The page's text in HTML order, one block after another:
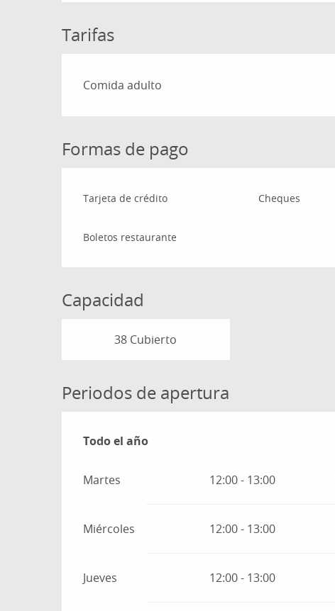
Tarifas
Tarifas 2026
Comida adulto
Formas de pago
Tarjeta de crédito Cheques
Boletos restaurante
Capacidad
38 Cubierto
Periodos de apertura
Todo el año
Todo el año
Martes 12:00 - 13:00
Miércoles 12:00 - 13:00
Jueves 12:00 - 13:00